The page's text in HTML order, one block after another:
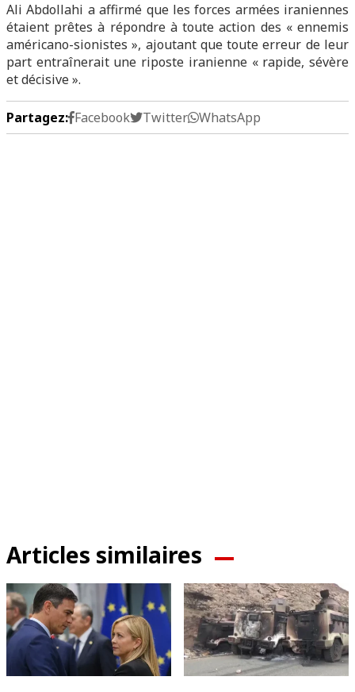
Ali Abdollahi a affirmé que les forces armées iraniennes
étaient prêtes à répondre à toute action des « ennemis
américano-sionistes », ajoutant que toute erreur de leur
part entraînerait une riposte iranienne « rapide, sévère
et décisive ».
Partagez: Facebook Twitter WhatsApp
Articles similaires